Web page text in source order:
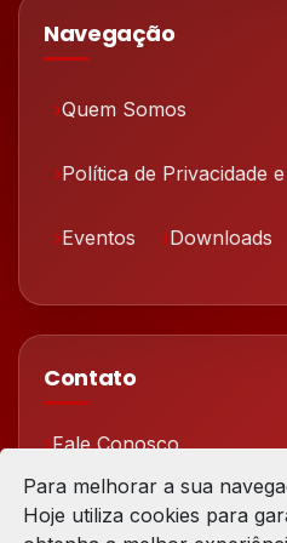
Navegação
Quem Somos
Política de Privacidade
Eventos Downloads
Contato
Fale Conosco
Redes Sociais
Para melhorar a sua
Hoje utiliza cookies para